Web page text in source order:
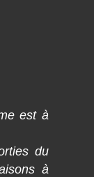
est à
du
à